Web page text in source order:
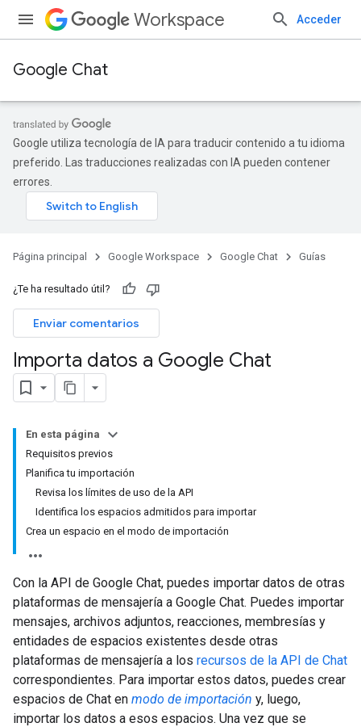
Workspace Acceder
Google Chat
Google utiliza tecnología de IA para traducir contenido a tu idioma
preferido. Las traducciones realizadas con IA pueden contener
errores.
Página principal Google Workspace Google Chat Guías
¿Te ha resultado útil?
Enviar comentarios
Importa datos a Google Chat
En esta página
Requisitos previos
Planifica tu importación
Revisa los límites de uso de la API
Identifica los espacios admitidos para importar
Crea un espacio en el modo de importación
Con la API de Google Chat, puedes importar datos de otras
plataformas de mensajería a Google Chat. Puedes importar
mensajes, archivos adjuntos, reacciones, membresías y
entidades de espacios existentes desde otras
plataformas de mensajería a los recursos de la API de Chat
correspondientes. Para importar estos datos, puedes crear
espacios de Chat en modo de importación y, luego,
importar los datos a esos espacios. Una vez que se